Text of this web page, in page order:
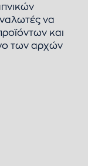
να
και
των αρχών